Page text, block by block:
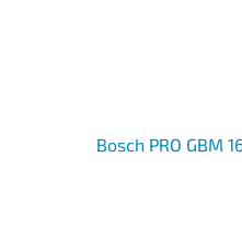
Bosch PRO GBM